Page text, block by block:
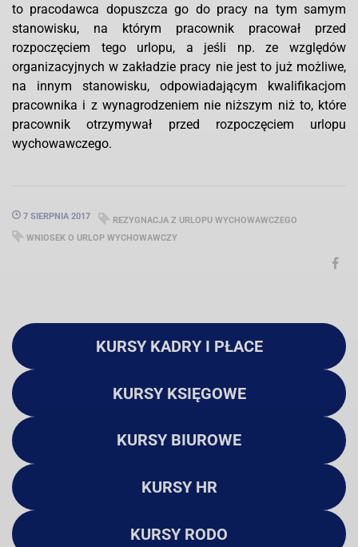
to pracodawca dopuszcza go do pracy na tym samym
stanowisku, na którym pracownik pracował przed
rozpoczęciem tego urlopu, a jeśli np. ze względów
organizacyjnych w zakładzie pracy nie jest to już możliwe,
na innym stanowisku, odpowiadającym kwalifikacjom
pracownika i z wynagrodzeniem nie niższym niż to, które
pracownik otrzymywał przed rozpoczęciem urlopu
wychowawczego.
7 SIERPNIA 2017
REZYGNACJA Z URLOPU WYCHOWAWCZEGO
WNIOSEK O URLOP WYCHOWAWCZY
KURSY KADRY I PŁACE
KURSY KSIĘGOWE
KURSY BIUROWE
KURSY HR
KURSY RODO